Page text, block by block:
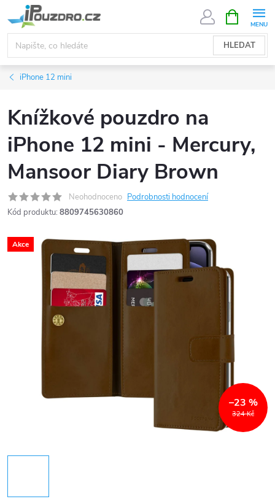
na
obsah
HLEDAT
NÁKUPNÍ
KOŠÍK
iPhone 12 mini
Knížkové pouzdro na
iPhone 12 mini - Mercury,
Mansoor Diary Brown
Neohodnoceno Podrobnosti hodnocení
Kód produktu: 8809745630860
Akce
324 Kč
–23 %